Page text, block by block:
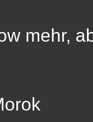
mehr,